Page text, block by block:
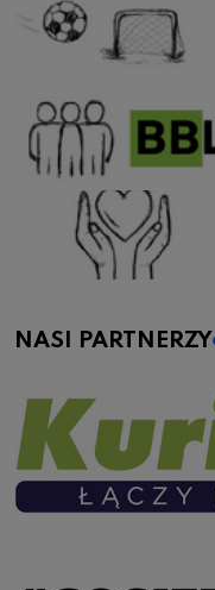
NASI PARTNERZY